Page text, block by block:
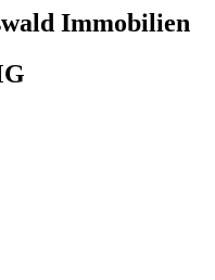
Immobilien